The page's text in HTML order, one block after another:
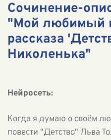
Сочинение-
"Мой любимый
рассказа
Николенька"
Нейросеть:
Когда я думаю о своём
повести "Детство" Льва